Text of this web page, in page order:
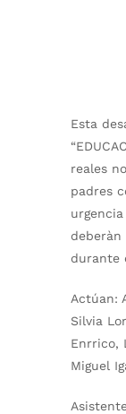
Esta
reales
padres
durante
Actúan:
Silvia
Enrrico,
Miguel